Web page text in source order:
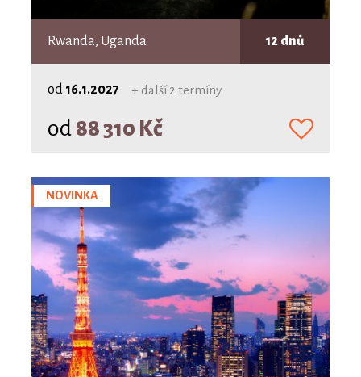
Rwanda, Uganda 12 dnů
od 16.1.2027 + další 2 termíny
od 88 310 Kč
NOVINKA